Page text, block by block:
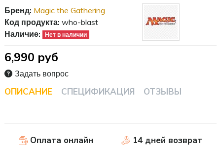
ОПИСАНИЕ СПЕЦИФИКАЦИЯ ОТЗЫВЫ
Бренд: Magic the Gathering
Код продукта: who-blast
Наличие:
Нет в наличии
6,990 руб
Задать вопрос
Оплата онлайн
14 дней возврат